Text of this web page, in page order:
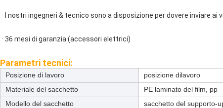
· I nostri ingegneri & tecnico sono a disposizione per dovere inviare
· 36 mesi di garanzia (accessori elettrici)
Parametri tecnici:
Posizione di lavoro
posizione dilavoro
Materiale del sacchetto
PE laminato del film, pp
Modello del sacchetto
sacchetto del supporto-